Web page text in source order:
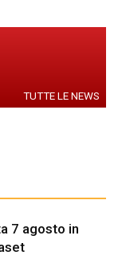
TUTTE LE NEWS
7 agosto in